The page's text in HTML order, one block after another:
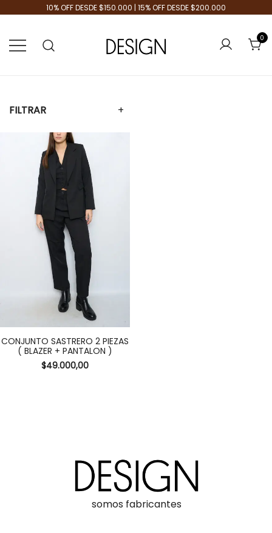
10% OFF DESDE $150.000 | 15% OFF DESDE $200.000
0
FILTRAR +
CONJUNTO SASTRERO 2 PIEZAS
( BLAZER + PANTALON )
$49.000,00
somos fabricantes